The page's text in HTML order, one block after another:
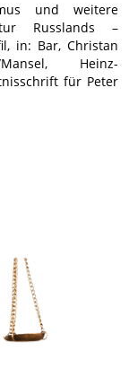
und weitere
Russlands –
in: Bar, Christan
Heinz-
für Peter